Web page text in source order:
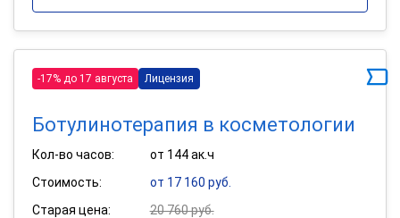
-17% до 17 августа Лицензия
Ботулинотерапия в косметологии
Кол-во часов:
от 144 ак.ч
Стоимость:
от 17 160 руб.
Старая цена:
20 760 руб.